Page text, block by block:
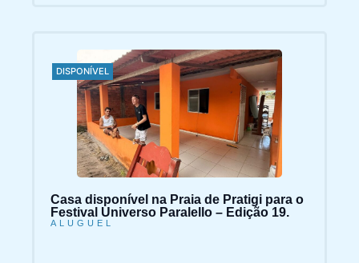
DISPONÍVEL
Casa disponível na Praia de Pratigi para o
Festival Universo Paralello – Edição 19.
ALUGUEL